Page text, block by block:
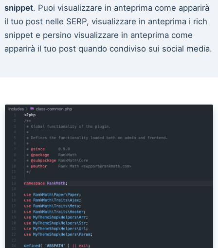
snippet. Puoi visualizzare in anteprima come apparirà
il tuo post nelle SERP, visualizzare in anteprima i rich
snippet e persino visualizzare in anteprima come
apparirà il tuo post quando condiviso sui social media.